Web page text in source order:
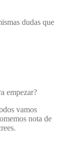
dudas que
empezar?
vamos
nota de